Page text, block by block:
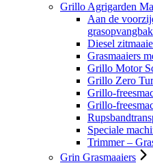
Grillo Agrigarden
Aan de
grasopvangbak
Diesel
Grasmaaiers
Grillo Motor
Grillo Zero
Grillo-
Grillo-
Speciale
Trimmer –
Grin Grasmaaiers